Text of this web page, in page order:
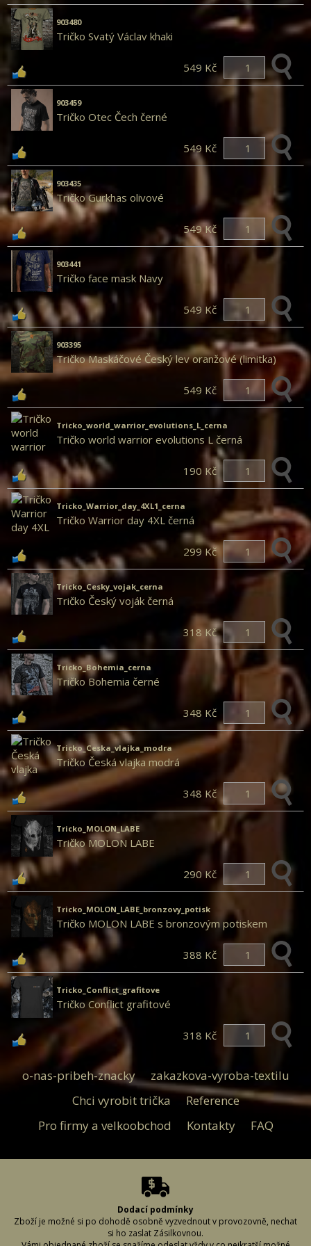
903480
Tričko Svatý Václav khaki
549 Kč
903459
Tričko Otec Čech černé
549 Kč
903435
Tričko Gurkhas olivové
549 Kč
903441
Tričko face mask Navy
549 Kč
903395
Tričko Maskáčové Český lev oranžové (limitka)
549 Kč
Tricko_world_warrior_evolutions_L_cerna
Tričko world warrior evolutions L černá
190 Kč
Tricko_Warrior_day_4XL1_cerna
Tričko Warrior day 4XL černá
299 Kč
Tricko_Cesky_vojak_cerna
Tričko Český voják černá
318 Kč
Tricko_Bohemia_cerna
Tričko Bohemia černé
348 Kč
Tricko_Ceska_vlajka_modra
Tričko Česká vlajka modrá
348 Kč
Tricko_MOLON_LABE
Tričko MOLON LABE
290 Kč
Tricko_MOLON_LABE_bronzovy_potisk
Tričko MOLON LABE s bronzovým potiskem
388 Kč
Tricko_Conflict_grafitove
Tričko Conflict grafitové
318 Kč
o-nas-pribeh-znacky
zakazkova-vyroba-textilu
Chci vyrobit trička
Reference
Pro firmy a velkoobchod
Kontakty FAQ
Dodací podmínky
Zboží je možné si po dohodě osobně vyzvednout v provozovně, nechat
si ho zaslat Zásilkovnou.